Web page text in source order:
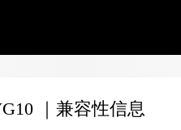
｜兼容性信息